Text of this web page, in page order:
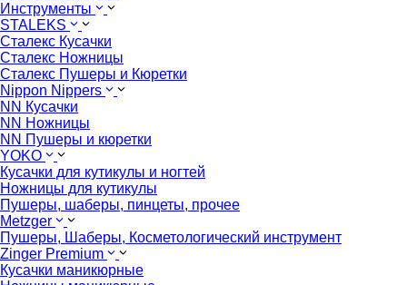
Инструменты
STALEKS
Сталекс Кусачки
Сталекс Ножницы
Сталекс Пушеры и Кюретки
Nippon Nippers
NN Кусачки
NN Ножницы
NN Пушеры и кюретки
YOKO
Кусачки для кутикулы и ногтей
Ножницы для кутикулы
Пушеры, шаберы, пинцеты, прочее
Metzger
Пушеры, Шаберы, Косметологический инструмент
Zinger Premium
Кусачки маникюрные